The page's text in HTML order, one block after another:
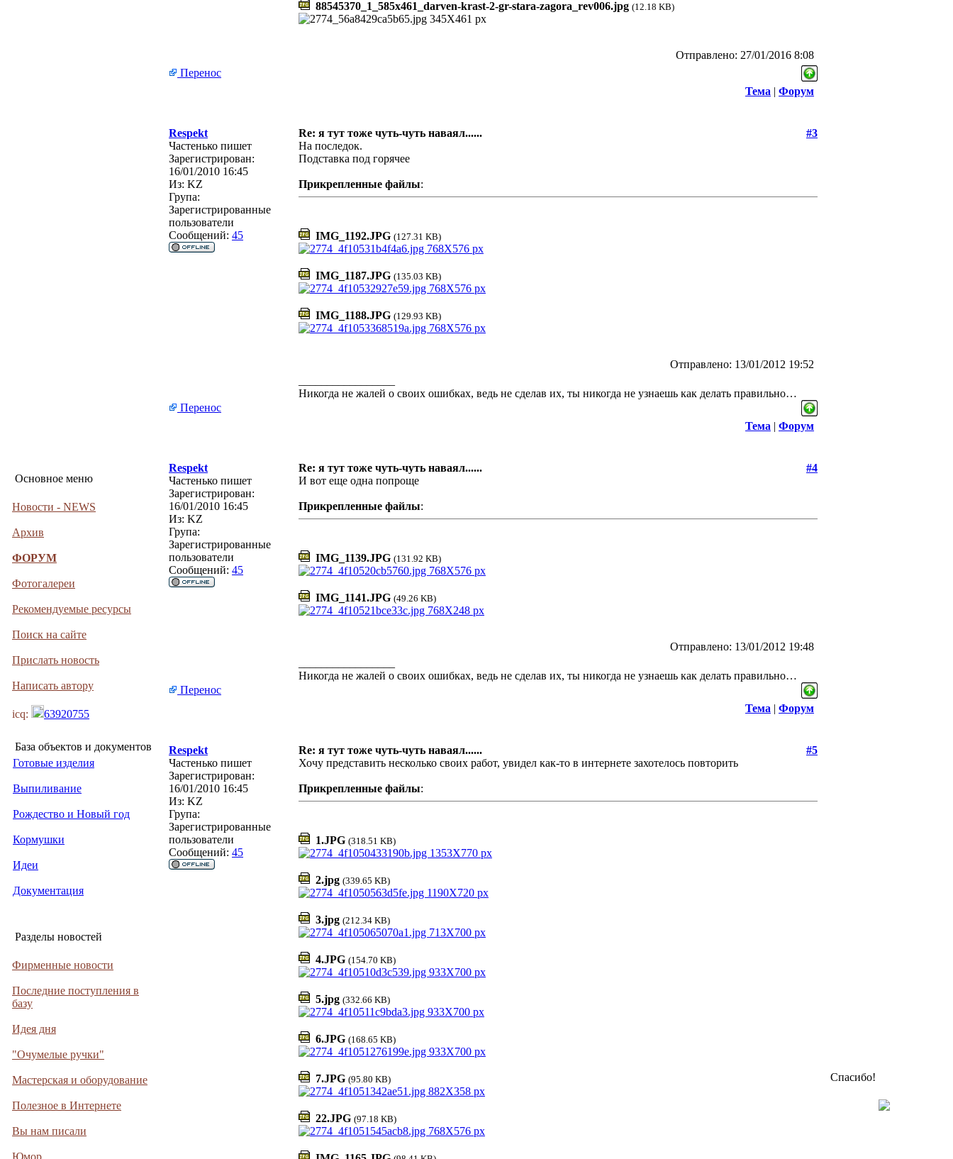
Основное меню
Новости - NEWS
Архив
ФОРУМ
Фотогалереи
Рекомендуемые ресурсы
Поиск на сайте
Прислать новость
Написать автору
icq: 63920755
База объектов и документов
Готовые изделия
Выпиливание
Рождество и Новый год
Кормушки
Идеи
Документация
Разделы новостей
Фирменные новости
Последние поступления в
базу
Идея дня
"Очумелые ручки"
Мастерская и оборудование
Полезное в Интернете
Вы нам писали
Юмор
88545370_1_585x461_darven-krast-2-gr-stara-zagora_rev006.jpg (12.18 KB)
Отправлено: 27/01/2016 8:08
Перенос
Тема | Форум
Respekt Re: я тут тоже чуть-чуть наваял......
#3
Частенько пишет
Зарегистрирован:
16/01/2010 16:45
Из: KZ
Група:
Зарегистрированные
пользователи
Сообщений: 45
На последок.
Подставка под горячее
Прикрепленные файлы:
IMG_1192.JPG (127.31 KB)
IMG_1187.JPG (135.03 KB)
IMG_1188.JPG (129.93 KB)
Отправлено: 13/01/2012 19:52
Никогда не жалей о своих ошибках, ведь не сделав их, ты никогда не узнаешь как делать правильно…
Перенос
Тема | Форум
Respekt Re: я тут тоже чуть-чуть наваял......
#4
Частенько пишет
Зарегистрирован:
16/01/2010 16:45
Из: KZ
Група:
Зарегистрированные
пользователи
Сообщений: 45
И вот еще одна попроще
Прикрепленные файлы:
IMG_1139.JPG (131.92 KB)
IMG_1141.JPG (49.26 KB)
Отправлено: 13/01/2012 19:48
Никогда не жалей о своих ошибках, ведь не сделав их, ты никогда не узнаешь как делать правильно…
Перенос
Тема | Форум
Respekt Re: я тут тоже чуть-чуть наваял......
#5
Частенько пишет
Зарегистрирован:
16/01/2010 16:45
Из: KZ
Група:
Зарегистрированные
пользователи
Сообщений: 45
Хочу представить несколько своих работ, увидел как-то в интернете захотелось повторить
Прикрепленные файлы:
1.JPG (318.51 KB)
2.jpg (339.65 KB)
3.jpg (212.34 KB)
4.JPG (154.70 KB)
5.jpg (332.66 KB)
6.JPG (168.65 KB)
7.JPG (95.80 KB)
22.JPG (97.18 KB)
Спасибо!